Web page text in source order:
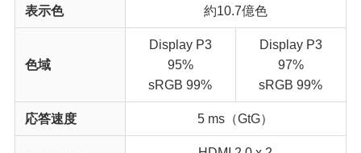
表示色 約10.7億色
色域
Display P3
95%
sRGB 99%
Display P3
97%
sRGB 99%
応答速度 5 ms（GtG）